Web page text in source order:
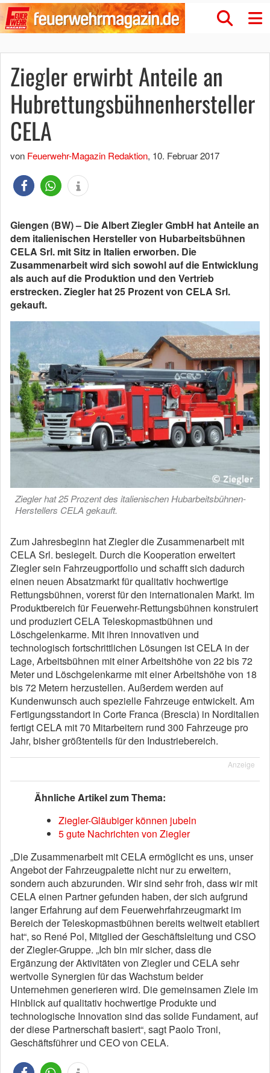
Ziegler erwirbt Anteile an
Hubrettungsbühnenhersteller
CELA
von Feuerwehr-Magazin Redaktion, 10. Februar 2017
Giengen (BW) – Die Albert Ziegler GmbH hat Anteile an
dem italienischen Hersteller von Hubarbeitsbühnen
CELA Srl. mit Sitz in Italien erworben. Die
Zusammenarbeit wird sich sowohl auf die Entwicklung
als auch auf die Produktion und den Vertrieb
erstrecken. Ziegler hat 25 Prozent von CELA Srl.
gekauft.
Ziegler hat 25 Prozent des italienischen Hubarbeitsbühnen-
Herstellers CELA gekauft.
Zum Jahresbeginn hat Ziegler die Zusammenarbeit mit
CELA Srl. besiegelt. Durch die Kooperation erweitert
Ziegler sein Fahrzeugportfolio und schafft sich dadurch
einen neuen Absatzmarkt für qualitativ hochwertige
Rettungsbühnen, vorerst für den internationalen Markt. Im
Produktbereich für Feuerwehr-Rettungsbühnen konstruiert
und produziert CELA Teleskopmastbühnen und
Löschgelenkarme. Mit ihren innovativen und
technologisch fortschrittlichen Lösungen ist CELA in der
Lage, Arbeitsbühnen mit einer Arbeitshöhe von 22 bis 72
Meter und Löschgelenkarme mit einer Arbeitshöhe von 18
bis 72 Metern herzustellen. Außerdem werden auf
Kundenwunsch auch spezielle Fahrzeuge entwickelt. Am
Fertigungsstandort in Corte Franca (Brescia) in Norditalien
fertigt CELA mit 70 Mitarbeitern rund 300 Fahrzeuge pro
Jahr, bisher größtenteils für den Industriebereich.
Anzeige
Ähnliche Artikel zum Thema:
Ziegler-Gläubiger können jubeln
5 gute Nachrichten von Ziegler
„Die Zusammenarbeit mit CELA ermöglicht es uns, unser
Angebot der Fahrzeugpalette nicht nur zu erweitern,
sondern auch abzurunden. Wir sind sehr froh, dass wir mit
CELA einen Partner gefunden haben, der sich aufgrund
langer Erfahrung auf dem Feuerwehrfahrzeugmarkt im
Bereich der Teleskopmastbühnen bereits weltweit etabliert
hat“, so René Pol, Mitglied der Geschäftsleitung und CSO
der Ziegler-Gruppe. „Ich bin mir sicher, dass die
Ergänzung der Aktivitäten von Ziegler und CELA sehr
wertvolle Synergien für das Wachstum beider
Unternehmen generieren wird. Die gemeinsamen Ziele im
Hinblick auf qualitativ hochwertige Produkte und
technologische Innovation sind das solide Fundament, auf
der diese Partnerschaft basiert“, sagt Paolo Troni,
Geschäftsführer und CEO von CELA.